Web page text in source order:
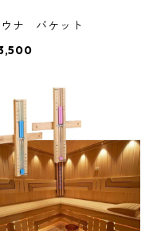
ナ バケット